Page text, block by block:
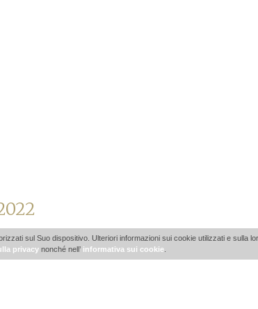
sul Suo dispositivo. Ulteriori informazioni sui cookie utilizzati e sulla
privacynonché nell’ informativa sui cookie.